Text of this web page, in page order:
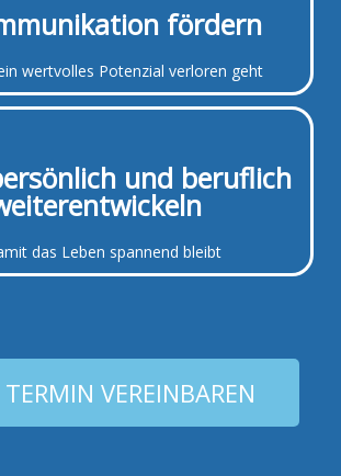
fördern
wertvolles Potenzial verloren geht
und beruflich
das Leben spannend bleibt
TERMIN VEREINBAREN